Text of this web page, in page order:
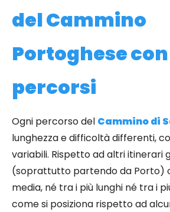
del Cammino
Portoghese
percorsi
Ogni percorso del Cammino di
lunghezza e difficoltà differenti,
variabili. Rispetto ad altri itinerari
(soprattutto partendo da Porto)
media, né tra i più lunghi né tra i
come si posiziona rispetto ad